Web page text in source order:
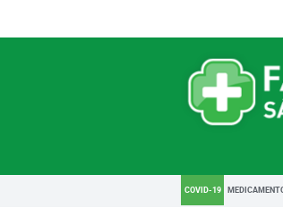
COVID-19